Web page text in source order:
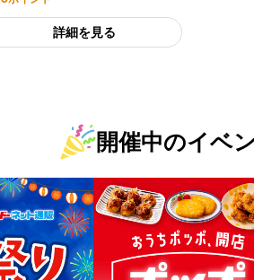
詳細を見る
開催中のイベ